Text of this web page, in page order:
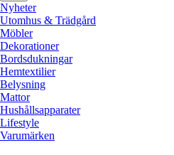
Nyheter
Utomhus & Trädgård
Möbler
Dekorationer
Bordsdukningar
Hemtextilier
Belysning
Mattor
Hushållsapparater
Lifestyle
Varumärken